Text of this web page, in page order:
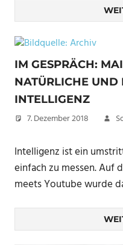
IM GESPRÄCH:
NATÜRLICHE UND
INTELLIGENZ
7. Dezember 2018
Intelligenz ist ein
einfach zu messen. Auf
meets Youtube wurde